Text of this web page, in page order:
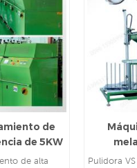
de
de 5KW
de alta
Pulidora